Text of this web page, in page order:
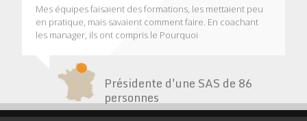
Mes équipes faisaient des formations, les mettaient peu
en pratique, mais savaient comment faire. En coachant
les manager, ils ont compris le Pourquoi
Présidente d'une SAS de 86
personnes